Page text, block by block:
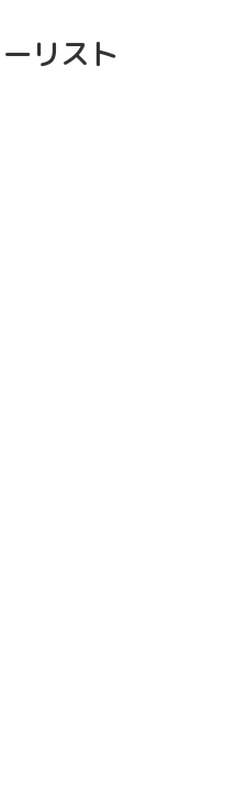
リスト